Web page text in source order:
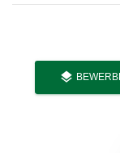
layers